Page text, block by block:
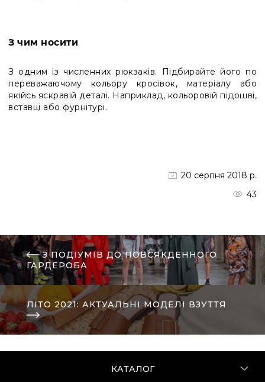
З чим носити
З одним із численних рюкзаків. Підбирайте його по
переважаючому кольору кросівок, матеріалу або
якійсь яскравій деталі. Наприклад, кольоровій підошві,
вставці або фурнітурі.
20 серпня 2018 р.
43
З ПОДІУМІВ ДО ПОВСЯКДЕННОГО
ГАРДЕРОБА
ЛІТО 2021: АКТУАЛЬНІ МОДЕЛІ ВЗУТТЯ
КАТАЛОГ